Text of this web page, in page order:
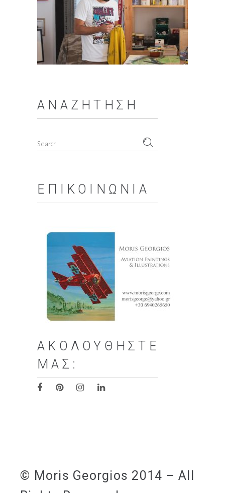
ΑΝΑΖΉΤΗΣΗ
Search
ΕΠΙΚΟΙΝΩΝΊΑ
ΑΚΟΛΟΥΘΉΣΤΕ
ΜΑΣ:
© Moris Georgios 2014 – All